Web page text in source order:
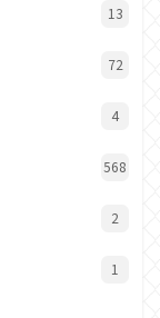
13
72
4
568
2
1